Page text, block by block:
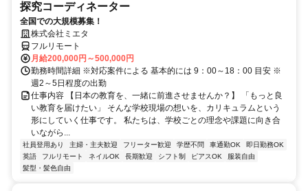
探究コーディネーター
全国での大規模募集！
株式会社ミエタ
フルリモート
月給200,000円～500,000円
勤務時間詳細 ※対応案件による 基本的には 9：00～18：00 目安 ※
週2～5日程度の出勤
仕事内容 【日本の教育を、一緒に前進させませんか？】 「もっと良
い教育を届けたい」 そんな学校現場の想いを、カリキュラムという
形にしていく仕事です。 私たちは、学校ごとの理念や課題に向き合
いながら...
社員登用あり 主婦・主夫歓迎 フリーター歓迎 学歴不問 車通勤OK
即日勤務OK
英語
フルリモート ネイルOK 長期歓迎 シフト制 ピアスOK
服装自由
髪型・髪色自由